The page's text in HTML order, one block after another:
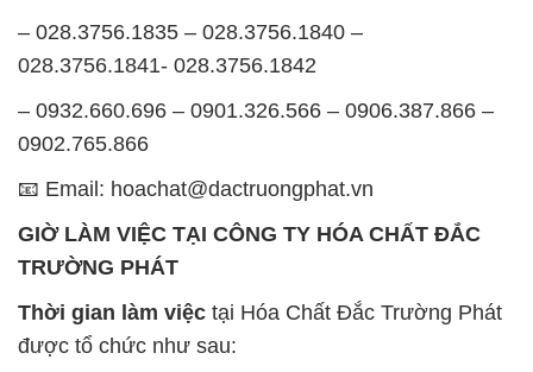
– 028.3756.1835 – 028.3756.1840 –
028.3756.1841- 028.3756.1842
– 0932.660.696 – 0901.326.566 – 0906.387.866 –
0902.765.866
📧 Email: hoachat@dactruongphat.vn
GIỜ LÀM VIỆC TẠI CÔNG TY HÓA CHẤT ĐẮC
TRƯỜNG PHÁT
Thời gian làm việc tại Hóa Chất Đắc Trường Phát
được tổ chức như sau: